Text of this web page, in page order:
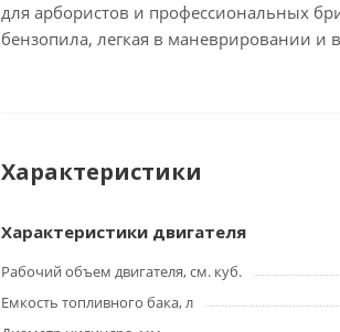
для арбористов и профессиональных
бензопила, легкая в маневрировании
Характеристики
Характеристики двигателя
Рабочий объем двигателя, см. куб.
Емкость топливного бака, л